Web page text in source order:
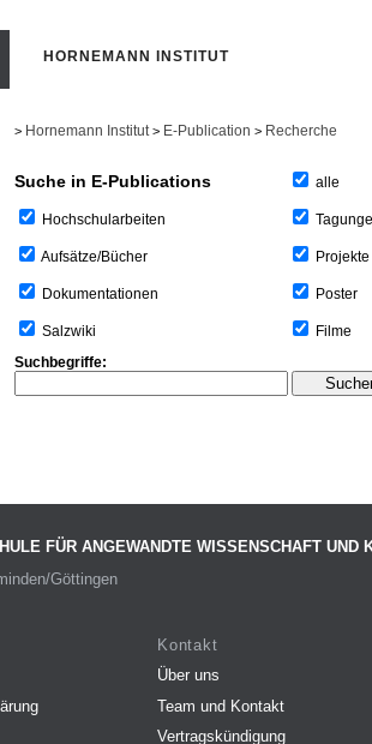
HORNEMANN INSTITUT
> Hornemann Institut > E-Publication > Recherche
Suche in E-Publications
Hochschularbeiten
Aufsätze/Bücher
Dokumentationen
Salzwiki
alle
Projekte
Poster
Filme
Suchbegriffe:
FÜR ANGEWANDTE WISSENSCHAFT UND
Göttingen
Kontakt
Über uns
Team und Kontakt
Vertragskündigung